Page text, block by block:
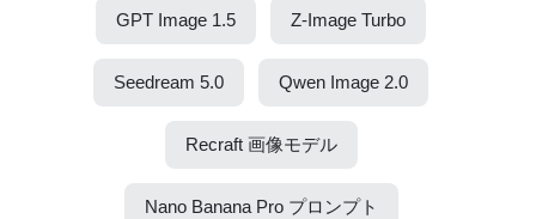
GPT Image 1.5 Z-Image Turbo
Seedream 5.0 Qwen Image 2.0
Recraft 画像モデル
Nano Banana Pro プロンプト